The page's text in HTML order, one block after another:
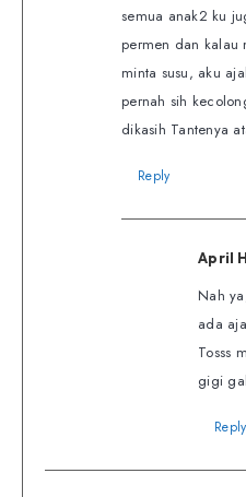
semua anak2 ku
permen dan kalau
minta susu, aku
pernah sih
dikasih Tantenya
Reply
April
Nah
ada
Tosss
gigi
Reply